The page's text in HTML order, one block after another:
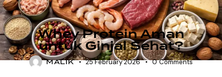
BLOG
Whey Protein Aman
untuk Ginjal Sehat?
MALIK 25 February 2026 0 Comments